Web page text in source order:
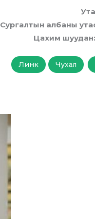
Сургалтын албаны
Цахим шуудан:
Линк Чухал